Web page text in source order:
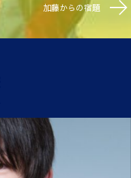
加藤からの宿題